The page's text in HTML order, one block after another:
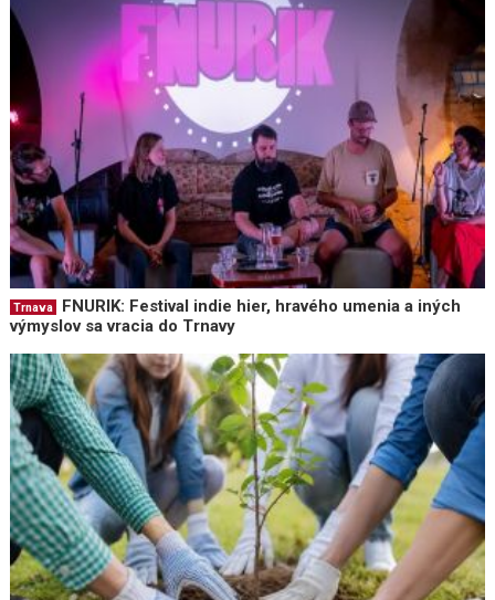
Trnava
FNURIK: Festival indie hier, hravého umenia a iných
výmyslov sa vracia do Trnavy